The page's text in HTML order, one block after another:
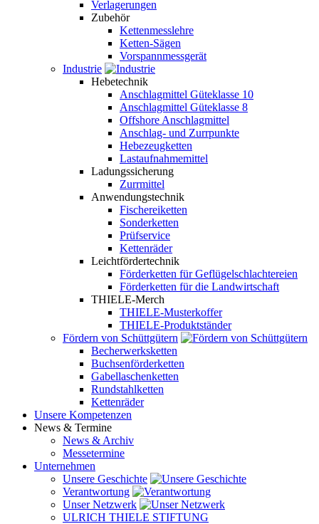
Verlagerungen
Zubehör
Kettenmesslehre
Ketten-Sägen
Vorspannmessgerät
Industrie
Hebetechnik
Anschlagmittel Güteklasse 10
Anschlagmittel Güteklasse 8
Offshore Anschlagmittel
Anschlag- und Zurrpunkte
Hebezeugketten
Lastaufnahmemittel
Ladungssicherung
Zurrmittel
Anwendungstechnik
Fischereiketten
Sonderketten
Prüfservice
Kettenräder
Leichtfördertechnik
Förderketten für Geflügelschlachtereien
Förderketten für die Landwirtschaft
THIELE-Merch
THIELE-Musterkoffer
THIELE-Produktständer
Fördern von Schüttgütern
Becherwerksketten
Buchsenförderketten
Gabellaschenketten
Rundstahlketten
Kettenräder
Unsere Kompetenzen
News & Termine
News & Archiv
Messetermine
Unternehmen
Unsere Geschichte
Verantwortung
Unser Netzwerk
ULRICH THIELE STIFTUNG